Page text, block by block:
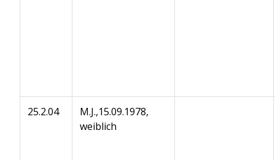
25.2.04
M.J.,15.09.1978,
weiblich